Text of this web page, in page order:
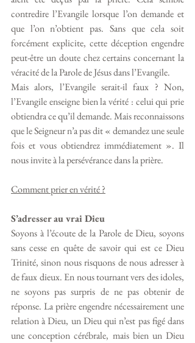
contredire l’Evangile lorsque l’on demande et
que l’on n’obtient pas. Sans que cela soit
forcément explicite, cette déception engendre
peut-être un doute chez certains concernant la
véracité de la Parole de Jésus dans l’Evangile.
Mais alors, l’Evangile serait-il faux ? Non,
l’Evangile enseigne bien la vérité : celui qui prie
obtiendra ce qu’il demande. Mais reconnaissons
que le Seigneur n’a pas dit « demandez une seule
fois et vous obtiendrez immédiatement ». Il
nous invite à la persévérance dans la prière.
Comment prier en vérité ?
S’adresser au vrai Dieu
Soyons à l’écoute de la Parole de Dieu, soyons
sans cesse en quête de savoir qui est ce Dieu
Trinité, sinon nous risquons de nous adresser à
de faux dieux. En nous tournant vers des idoles,
ne soyons pas surpris de ne pas obtenir de
réponse. La prière engendre nécessairement une
relation à Dieu, un Dieu qui n’est pas figé dans
une conception cérébrale, mais bien un Dieu